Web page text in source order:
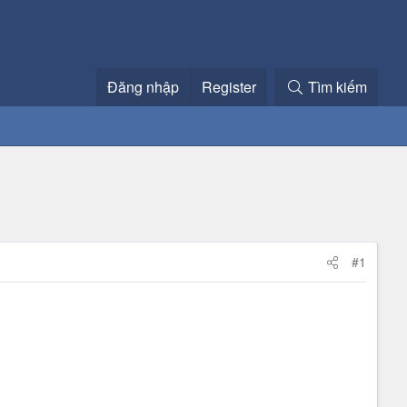
Đăng nhập Register Tìm kiếm
#1